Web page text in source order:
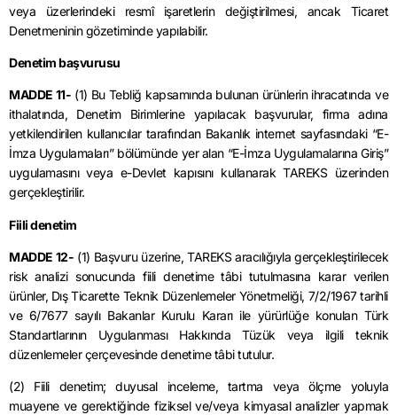
veya üzerlerindeki resmî işaretlerin değiştirilmesi, ancak Ticaret
Denetmeninin gözetiminde yapılabilir.
Denetim başvurusu
MADDE 11- (1) Bu Tebliğ kapsamında bulunan ürünlerin ihracatında ve
ithalatında, Denetim Birimlerine yapılacak başvurular, firma adına
yetkilendirilen kullanıcılar tarafından Bakanlık internet sayfasındaki “E-
İmza Uygulamaları” bölümünde yer alan “E-İmza Uygulamalarına Giriş”
uygulamasını veya e-Devlet kapısını kullanarak TAREKS üzerinden
gerçekleştirilir.
Fiili denetim
MADDE 12- (1) Başvuru üzerine, TAREKS aracılığıyla gerçekleştirilecek
risk analizi sonucunda fiili denetime tâbi tutulmasına karar verilen
ürünler, Dış Ticarette Teknik Düzenlemeler Yönetmeliği, 7/2/1967 tarihli
ve 6/7677 sayılı Bakanlar Kurulu Kararı ile yürürlüğe konulan Türk
Standartlarının Uygulanması Hakkında Tüzük veya ilgili teknik
düzenlemeler çerçevesinde denetime tâbi tutulur.
(2) Fiili denetim; duyusal inceleme, tartma veya ölçme yoluyla
muayene ve gerektiğinde fiziksel ve/veya kimyasal analizler yapmak